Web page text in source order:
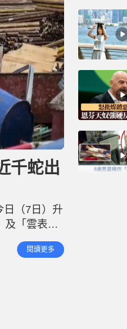
千蛇出
日（7日）升
及「雲表水
至逾8.4萬
一處大型養
閱讀更多